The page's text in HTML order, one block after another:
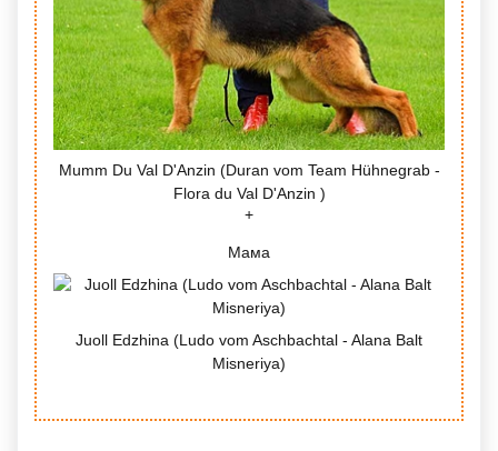
Mumm Du Val D'Anzin (Duran vom Team Hühnegrab -
Flora du Val D'Anzin )
Мама
Juoll Edzhina (Ludo vom Aschbachtal - Alana Balt
Misneriya)